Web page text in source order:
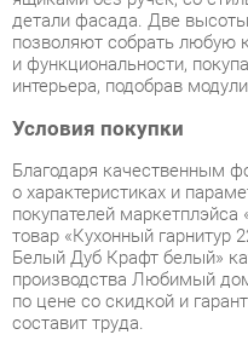
Условия покупки
Благодаря качественным
о характеристиках и
товар «Кухонный гарнитур
производства Любимый дом
по цене со скидкой и
составит труда.
Мы отправляем заказы в
ассортимента в наличии на
получите не позднее48-ми
заказа. Дополнительно вы
и сборку мебельных изделий.